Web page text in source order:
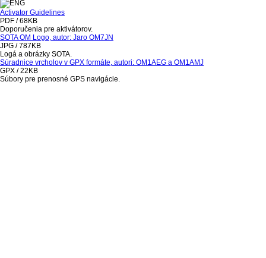
Activator Guidelines
PDF / 68KB
Doporučenia pre aktivátorov.
SOTA OM Logo, autor: Jaro OM7JN
JPG / 787KB
Logá a obrázky SOTA.
Súradnice vrcholov v GPX formáte, autori: OM1AEG a OM1AMJ
GPX / 22KB
Súbory pre prenosné GPS navigácie.